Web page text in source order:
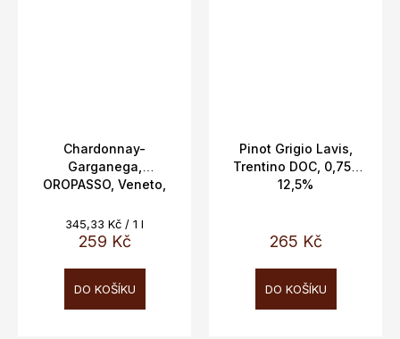
Chardonnay-
Garganega,
OROPASSO, Veneto,
13%
259 Kč
Měrná
cena:
345,33 Kč / 1 l
DO KOŠÍKU
Pinot Grigio Lavis,
Trentino DOC, 0,75L
12,5%
265 Kč
DO KOŠÍKU